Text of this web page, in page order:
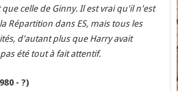
celle de Ginny. Il est vrai qu'il n'est
Répartition dans ES, mais tous les
d'autant plus que Harry avait
été tout à fait attentif.
- ?)